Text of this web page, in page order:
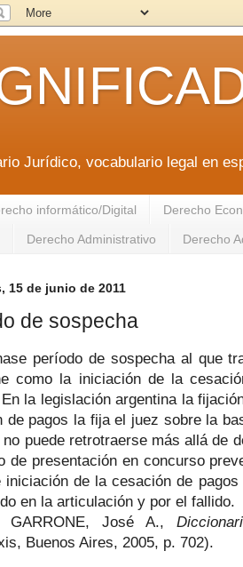
Jurídico, vocabulario legal en
informático/Digital Derecho
Derecho Administrativo Derecho
15 de junio de 2011
de sospecha
período de sospecha al que
como la iniciación de la
la legislación argentina la
de pagos la fija el juez sobre la
puede retrotraerse más allá de
de presentación en concurso
iniciación de la cesación de
en la articulación y por el fallido.
GARRONE, José A.,
Buenos Aires, 2005, p. 702).